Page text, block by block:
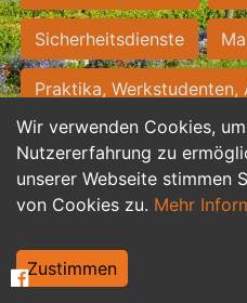
Wir verwenden Cookies,
Nutzererfahrung zu
unserer Webseite stimmen
von Cookies zu. Mehr
Zustimmen
Sicherheitsdienste
Praktika, Werkstudenten,
Personalwesen
Hilfskräfte, Aushilfs- und
Weiterbildung, Studium,